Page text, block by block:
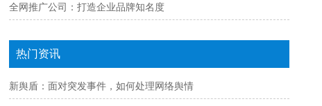
全网推广公司：打造企业品牌知名度
热门资讯
新舆盾：面对突发事件，如何处理网络舆情